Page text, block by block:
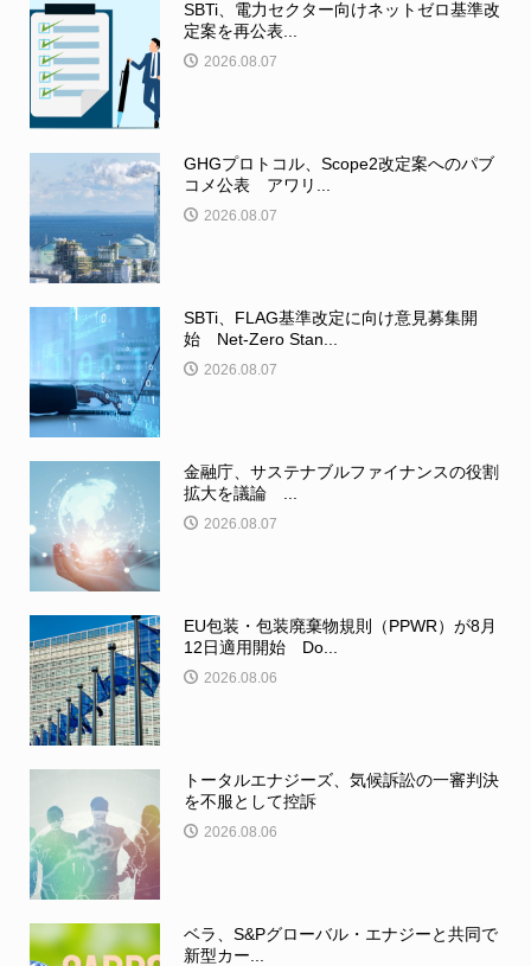
SBTi、電力セクター向けネットゼロ基準改
定案を再公表...
2026.08.07
GHGプロトコル、Scope2改定案へのパブ
コメ公表 アワリ...
2026.08.07
SBTi、FLAG基準改定に向け意見募集開
始 Net-Zero Stan...
2026.08.07
金融庁、サステナブルファイナンスの役割
拡大を議論 ...
2026.08.07
EU包装・包装廃棄物規則（PPWR）が8月
12日適用開始 Do...
2026.08.06
トータルエナジーズ、気候訴訟の一審判決
を不服として控訴
2026.08.06
ベラ、S&Pグローバル・エナジーと共同で
新型カー...